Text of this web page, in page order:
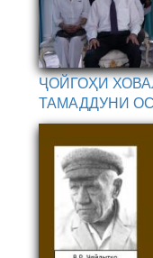
ҶОЙГОҲИ
ТАМАДДУНИ